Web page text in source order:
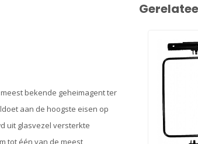
bekende geheimagent ter
aan de hoogste eisen op
uit glasvezel versterkte
tot één van de meest